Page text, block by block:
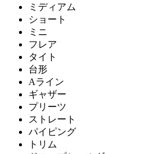
ミディアム
ショート
ミニ
フレア
タイト
台形
Aライン
ギャザー
プリーツ
ストレート
パイピング
トリム